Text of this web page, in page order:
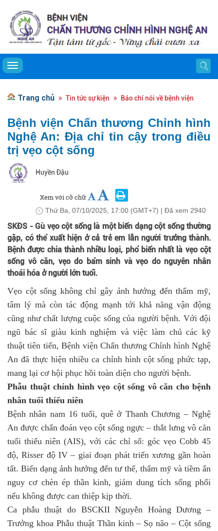
Toggle navigation
Trang chủ Tin tức sự kiện Báo chí nói về bệnh viện
Bệnh viện Chấn thương Chỉnh hình
Nghệ An: Địa chỉ tin cậy trong điều
trị vẹo cột sống
Huyền Đậu
Xem với cỡ chữ
Thứ Ba, 07/10/2025, 17:00 (GMT+7) | Đã xem 2940
SKĐS - Gù vẹo cột sống là một biến dạng cột sống thường
gặp, có thể xuất hiện ở cả trẻ em lẫn người trưởng thành.
Bệnh được chia thành nhiều loại, phổ biến nhất là vẹo cột
sống vô căn, vẹo do bẩm sinh và vẹo do nguyên nhân
thoái hóa ở người lớn tuổi.
Vẹo cột sống không chỉ gây ảnh hưởng đến thẩm mỹ,
tâm lý mà còn tác động mạnh tới khả năng vận động
cũng như chất lượng cuộc sống của người bệnh. Với đội
ngũ bác sĩ giàu kinh nghiệm và việc làm chủ các kỹ
thuật tiên tiến, Bệnh viện Chấn thương Chỉnh hình Nghệ
An đã thực hiện nhiều ca chỉnh hình cột sống phức tạp,
mang lại cơ hội phục hồi toàn diện cho người bệnh.
Phẫu thuật chỉnh hình vẹo cột sống vô căn cho bệnh
nhân tuổi thiếu niên
Bệnh nhân nam 16 tuổi, quê ở Thanh Chương – Nghệ
An được chẩn đoán vẹo cột sống ngực – thắt lưng vô căn
tuổi thiếu niên (AIS), với các chỉ số: góc vẹo Cobb 45
độ, Risser độ IV – giai đoạn phát triển xương gần hoàn
tất. Biến dạng ảnh hưởng đến tư thế, thẩm mỹ và tiềm ẩn
nguy cơ chèn ép thần kinh, giảm dung tích sống phổi
nếu không được can thiệp kịp thời.
Ca phẫu thuật do BSCKII Nguyễn Hoàng Dương –
Trưởng khoa Phẫu thuật Thần kinh – Sọ não – Cột sống